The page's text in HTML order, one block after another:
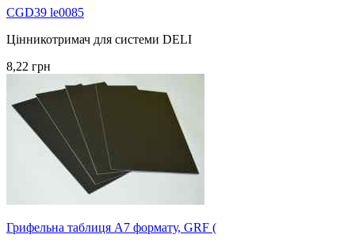
CGD39 le0085
Цінникотримач для системи DELI
8,22 грн
Грифельна таблиця А7 формату, GRF (